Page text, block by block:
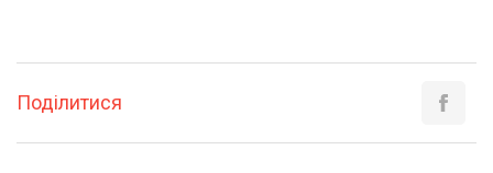
Поділитися